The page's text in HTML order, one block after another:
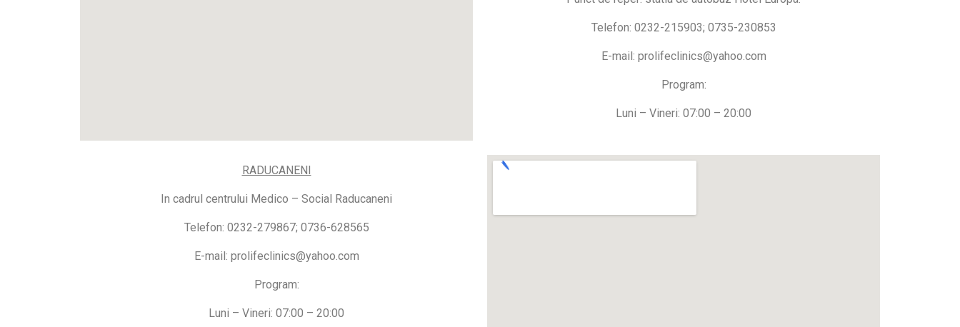
Telefon: 0232-215903; 0735-230853
E-mail: prolifeclinics@yahoo.com
Program:
Luni – Vineri: 07:00 – 20:00
RADUCANENI
In cadrul centrului Medico – Social Raducaneni
Telefon: 0232-279867; 0736-628565
E-mail: prolifeclinics@yahoo.com
Program:
Luni – Vineri: 07:00 – 20:00